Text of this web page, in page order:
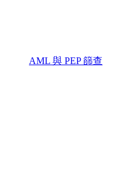
AML 與 PEP 篩查